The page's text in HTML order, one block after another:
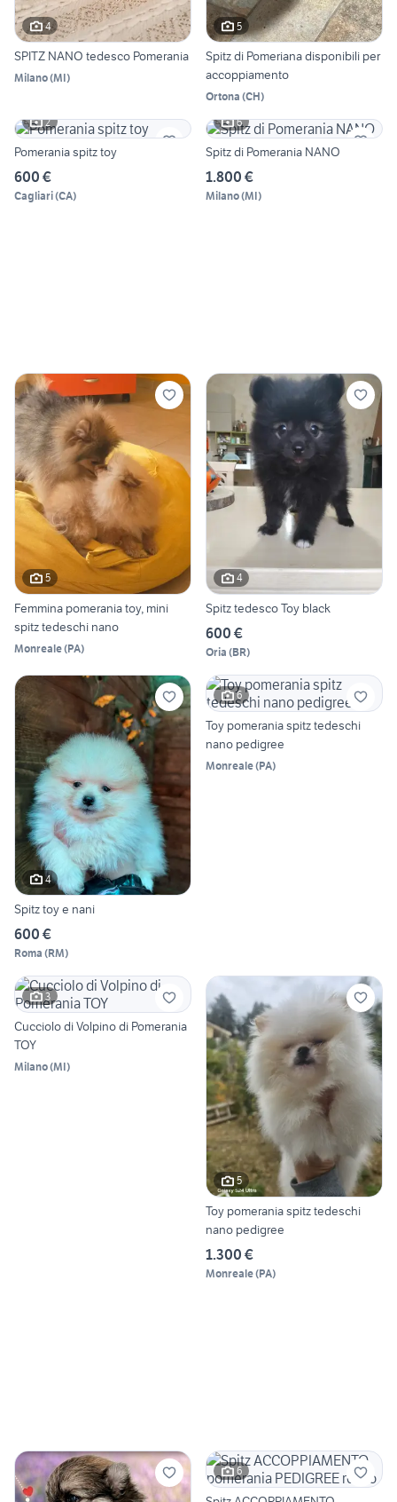
4
SPITZ NANO tedesco Pomerania
Milano(MI)
5
Spitz di Pomeriana disponibili per
accoppiamento
Ortona (CH)
2
Pomerania spitz toy
600 €
Cagliari(CA)
6
Spitz di Pomerania NANO
1.800 €
Milano(MI)
5
Femmina pomerania toy, mini
spitz tedeschi nano
Monreale(PA)
4
Spitz tedesco Toy black
600 €
Oria (BR)
4
Spitz toy e nani
600 €
Roma (RM)
6
Toy pomerania spitz tedeschi
nano pedigree
Monreale(PA)
3
Cucciolo di Volpino di Pomerania
TOY
Milano(MI)
5
Toy pomerania spitz tedeschi
nano pedigree
1.300 €
Monreale(PA)
6